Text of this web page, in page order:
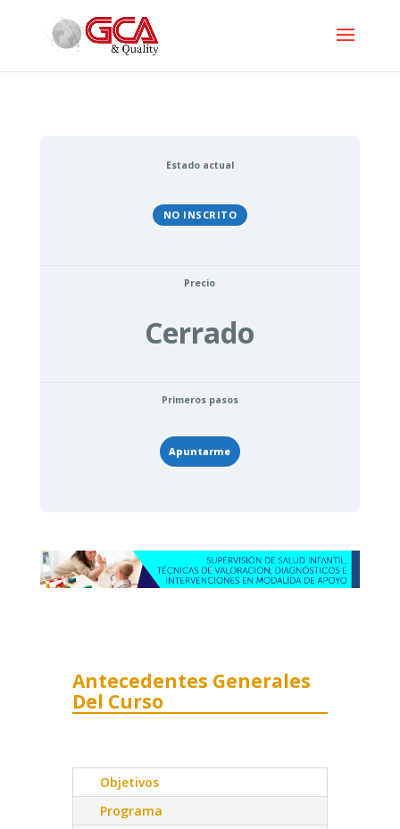
Estado actual
NO INSCRITO
Precio
Cerrado
Primeros pasos
Apuntarme
Antecedentes Generales
Del Curso
Objetivos
Programa